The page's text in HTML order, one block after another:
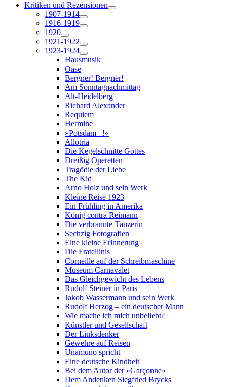
Kritiken und Rezensionen
1907-1914
1916-1919
1920
1921-1922
1923-1924
Hausmusik
Oase
Bergner! Bergner!
Am Sonntagnachmittag
Alt-Heidelberg
Richard Alexander
Requiem
Hermine
»Potsdam –!«
Allotria
Die Kegelschnitte Gottes
Dreißig Operetten
Tragödie der Liebe
The Kid
Arno Holz und sein Werk
Kleine Reise 1923
Ein Frühling in Amerika
König contra Reimann
Die verbrannte Tänzerin
Sechzig Fotografien
Eine kleine Erinnerung
Die Fratellinis
Corneille auf der Schreibmaschine
Museum Carnavalet
Das Gleichgewicht des Lebens
Rudolf Steiner in Paris
Jakob Wassermann und sein Werk
Rudolf Herzog – ein deutscher Mann
Wie mache ich mich unbeliebt?
Künstler und Gesellschaft
Der Linksdenker
Gewehre auf Reisen
Unamuno spricht
Eine deutsche Kindheit
Bei dem Autor der »Garçonne«
Dem Andenken Siegfried Brycks